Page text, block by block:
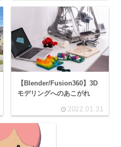
【Blender/Fusion360】3D
モデリングへのあこがれ
2022.01.31